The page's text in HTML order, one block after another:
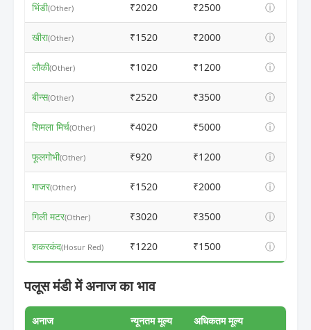
भिंडी(Other) ₹2020 ₹2500 ⓘ
खीरा(Other) ₹1520 ₹2000 ⓘ
लौकी(Other) ₹1020 ₹1200 ⓘ
बीन्स(Other) ₹2520 ₹3500 ⓘ
शिमला मिर्च(Other) ₹4020 ₹5000 ⓘ
फूलगोभी(Other) ₹920 ₹1200 ⓘ
गाजर(Other) ₹1520 ₹2000 ⓘ
गिली मटर(Other) ₹3020 ₹3500 ⓘ
शकरकंद(Hosur Red) ₹1220 ₹1500 ⓘ
पलूस मंडी में अनाज का भाव
अनाज न्यूनतम मूल्य अधिकतम मूल्य